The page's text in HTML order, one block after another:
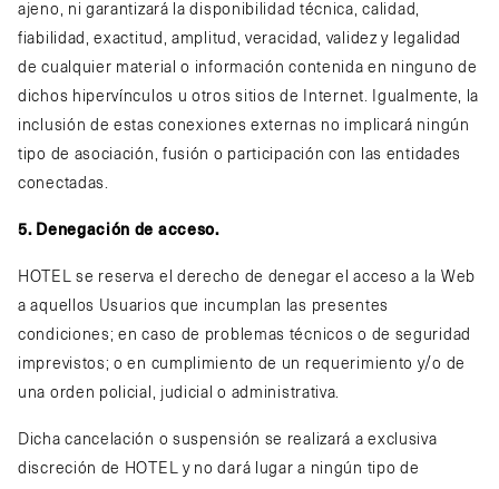
ajeno, ni garantizará la disponibilidad técnica, calidad,
fiabilidad, exactitud, amplitud, veracidad, validez y legalidad
de cualquier material o información contenida en ninguno de
dichos hipervínculos u otros sitios de Internet. Igualmente, la
inclusión de estas conexiones externas no implicará ningún
tipo de asociación, fusión o participación con las entidades
conectadas.
5. Denegación de acceso.
HOTEL se reserva el derecho de denegar el acceso a la Web
a aquellos Usuarios que incumplan las presentes
condiciones; en caso de problemas técnicos o de seguridad
imprevistos; o en cumplimiento de un requerimiento y/o de
una orden policial, judicial o administrativa.
Dicha cancelación o suspensión se realizará a exclusiva
discreción de HOTEL y no dará lugar a ningún tipo de